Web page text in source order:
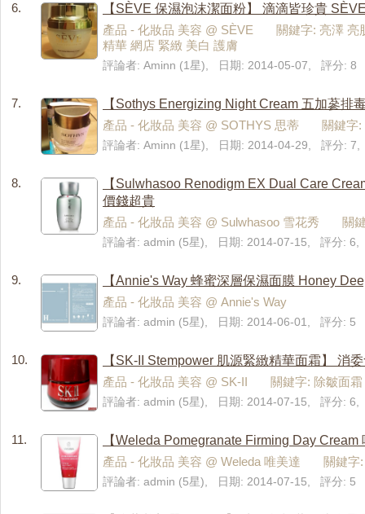
6.
【SÈVE 保濕泡沫潔面粉】 滴滴皆珍貴
產品 - 化妝品 美容 @ SÈVE 關鍵字: 亮澤 亮
精華 網店 緊緻 美白 護膚
評論者: Aminn (1星), 日期: 2014-05-07, 評分: 8
7.
【Sothys Energizing Night Cream 五加蔘排
產品 - 化妝品 美容 @ SOTHYS 思蒂 關鍵字:
評論者: Aminn (1星), 日期: 2014-04-29, 評分:
8.
【Sulwhasoo Renodigm EX Dual Care
價錢超貴
產品 - 化妝品 美容 @ Sulwhasoo 雪花秀 關
評論者: admin (5星), 日期: 2014-07-15, 評分: 6,
9.
【Annie's Way 蜂蜜深層保濕面膜 Honey
產品 - 化妝品 美容 @ Annie's Way
評論者: admin (5星), 日期: 2014-06-01, 評分: 5
10.
【SK-II Stempower 肌源緊緻精華面霜】 消
產品 - 化妝品 美容 @ SK-II 關鍵字: 除皺面霜
評論者: admin (5星), 日期: 2014-07-15, 評分: 6,
11.
【Weleda Pomegranate Firming Day
產品 - 化妝品 美容 @ Weleda 唯美達 關鍵字:
評論者: admin (5星), 日期: 2014-07-15, 評分: 5